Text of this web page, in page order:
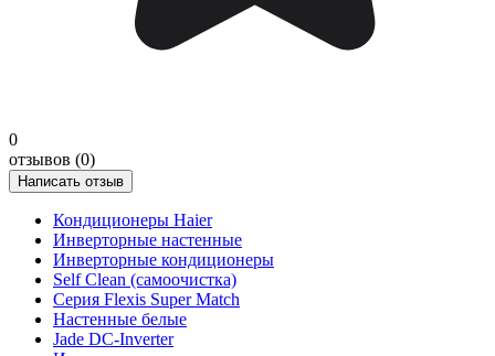
0
отзывов (0)
Написать отзыв
Кондиционеры Haier
Инверторные настенные
Инверторные кондиционеры
Self Clean (самоочистка)
Серия Flexis Super Match
Настенные белые
Jade DC-Inverter